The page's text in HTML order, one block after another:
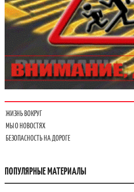
ЖИЗНЬ ВОКРУГ
МЫ О НОВОСТЯХ
БЕЗОПАСНОСТЬ НА ДОРОГЕ
ПОПУЛЯРНЫЕ МАТЕРИАЛЫ